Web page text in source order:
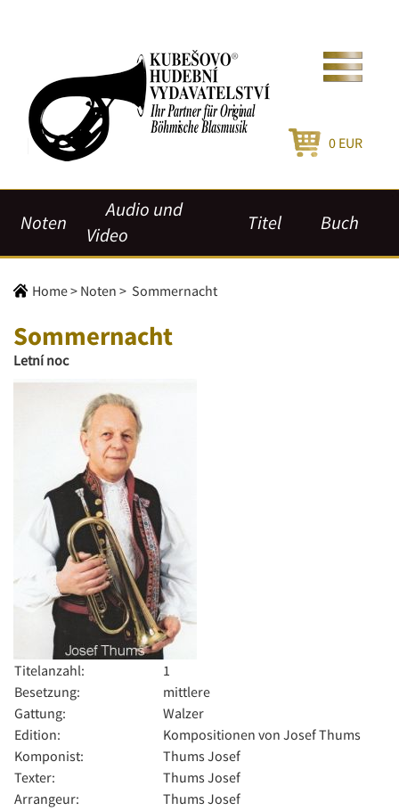
0 EUR
Noten
Audio und
Video
Titel Buch
Home> Noten > Sommernacht
Sommernacht
Letní noc
Titelanzahl:
1
Besetzung:
mittlere
Gattung:
Walzer
Edition:
Kompositionen von Josef Thums
Komponist:
Thums Josef
Texter:
Thums Josef
Arrangeur:
Thums Josef